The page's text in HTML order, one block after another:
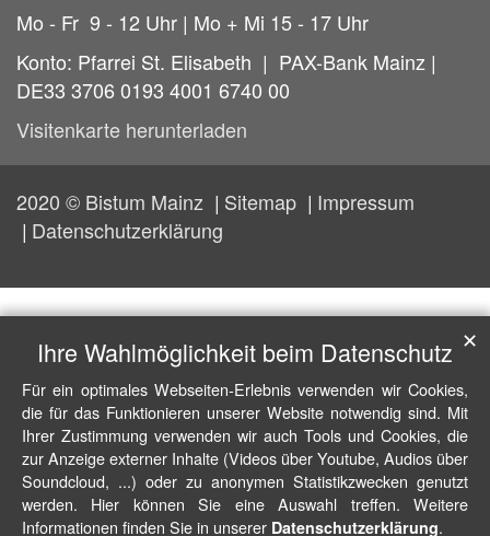
Mo - Fr 9 - 12 Uhr | Mo + Mi 15 - 17 Uhr
Konto: Pfarrei St. Elisabeth | PAX-Bank Mainz |
DE33 3706 0193 4001 6740 00
Visitenkarte herunterladen
2020 © Bistum Mainz Sitemap
Impressum
Datenschutzerklärung
Ihre Wahlmöglichkeit beim Datenschutz
Für ein optimales Webseiten-Erlebnis verwenden wir Cookies,
die für das Funktionieren unserer Website notwendig sind. Mit
Ihrer Zustimmung verwenden wir auch Tools und Cookies, die
zur Anzeige externer Inhalte (Videos über Youtube, Audios über
Soundcloud, ...) oder zu anonymen Statistikzwecken genutzt
werden. Hier können Sie eine Auswahl treffen. Weitere
Informationen finden Sie in unserer Datenschutzerklärung.
✕